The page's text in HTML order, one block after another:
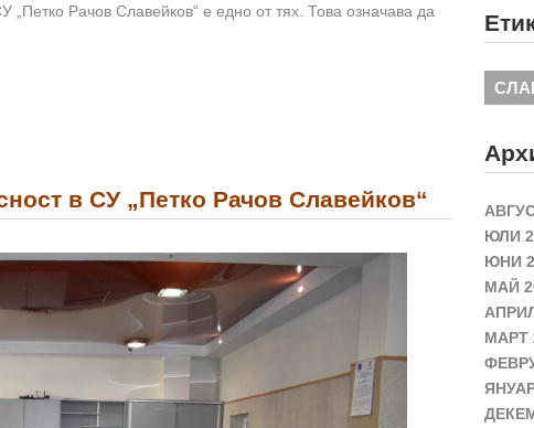
Рачов Славейков“ е едно от тях. Това означава да
в СУ „Петко Рачов Славейков“
ЮЛИ
ЮНИ
МАЙ
МАРТ